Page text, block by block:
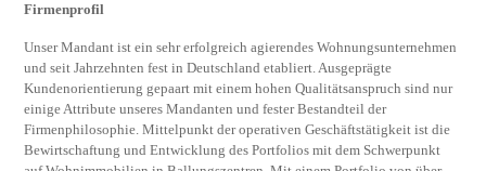
Firmenprofil
Unser Mandant ist ein sehr erfolgreich agierendes Wohnungsunternehmen
und seit Jahrzehnten fest in Deutschland etabliert. Ausgeprägte
Kundenorientierung gepaart mit einem hohen Qualitätsanspruch sind nur
einige Attribute unseres Mandanten und fester Bestandteil der
Firmenphilosophie. Mittelpunkt der operativen Geschäftstätigkeit ist die
Bewirtschaftung und Entwicklung des Portfolios mit dem Schwerpunkt